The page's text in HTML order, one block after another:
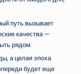
путь вызывает
качества —
рядом.
а целая эпоха
будет еще